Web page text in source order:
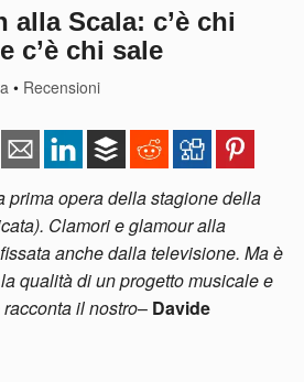
alla Scala: c’è chi
c’è chi sale
• Recensioni
prima opera della stagione della
Clamori e glamour alla
anche dalla televisione. Ma è
qualità di un progetto musicale e
il nostro– Davide